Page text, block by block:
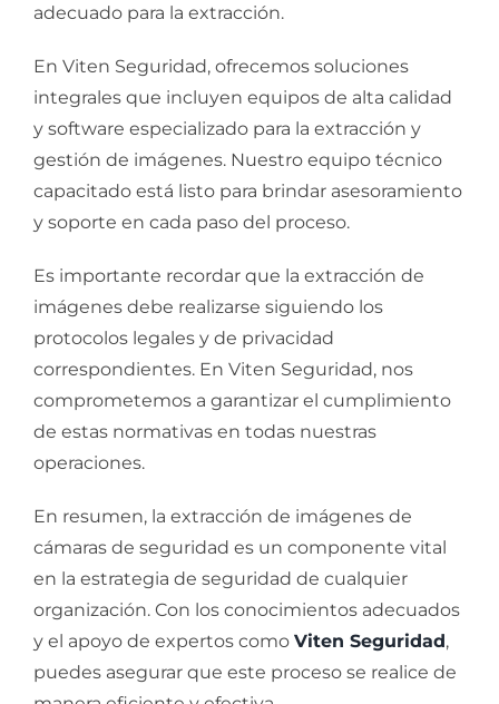
adecuado para la extracción.
En Viten Seguridad, ofrecemos soluciones
integrales que incluyen equipos de alta calidad
y software especializado para la extracción y
gestión de imágenes. Nuestro equipo técnico
capacitado está listo para brindar asesoramiento
y soporte en cada paso del proceso.
Es importante recordar que la extracción de
imágenes debe realizarse siguiendo los
protocolos legales y de privacidad
correspondientes. En Viten Seguridad, nos
comprometemos a garantizar el cumplimiento
de estas normativas en todas nuestras
operaciones.
En resumen, la extracción de imágenes de
cámaras de seguridad es un componente vital
en la estrategia de seguridad de cualquier
organización. Con los conocimientos adecuados
y el apoyo de expertos como Viten Seguridad,
puedes asegurar que este proceso se realice de